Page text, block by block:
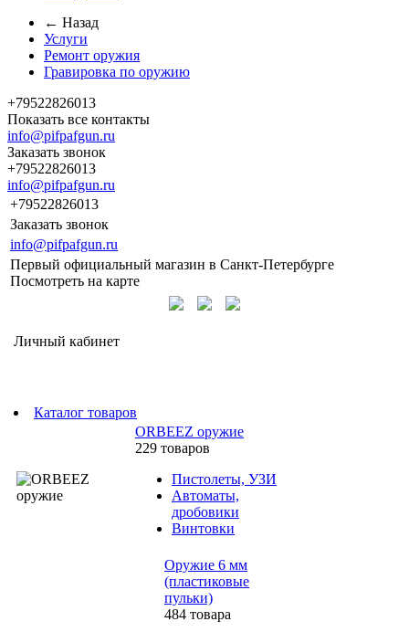
← Назад
Услуги
Ремонт оружия
Гравировка по оружию
+79522826013
Показать все контакты
info@pifpafgun.ru
Заказать звонок
+79522826013
info@pifpafgun.ru
+79522826013
Заказать звонок
info@pifpafgun.ru
Первый официальный магазин в Санкт-Петербурге
Посмотреть на карте
Личный кабинет
Каталог товаров
ORBEEZ оружие
229 товаров
Пистолеты, УЗИ
Автоматы,
дробовики
Винтовки
Оружие 6 мм
(пластиковые
пульки)
484 товара